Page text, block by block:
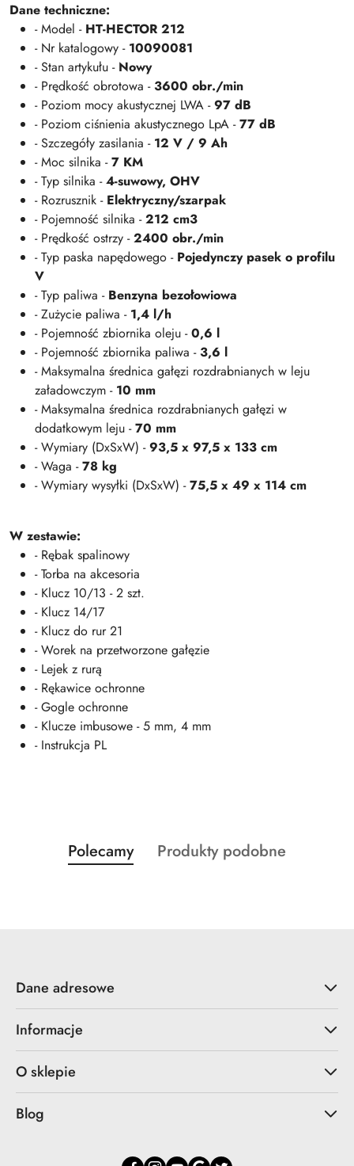
Dane techniczne:
- Model - HT-HECTOR 212
- Nr katalogowy - 10090081
- Stan artykułu - Nowy
- Prędkość obrotowa -3600 obr./min
- Poziom mocy akustycznej LWA -97 dB
- Poziom ciśnienia akustycznego LpA -77 dB
- Szczegóły zasilania - 12 V / 9 Ah
- Moc silnika -7 KM
- Typ silnika -4-suwowy, OHV
- Rozrusznik - Elektryczny/szarpak
- Pojemność silnika -212 cm3
- Prędkość ostrzy -2400 obr./min
- Typ paska napędowego - Pojedynczy pasek o profilu
V
- Typ paliwa - Benzyna bezołowiowa
- Zużycie paliwa - 1,4 l/h
- Pojemność zbiornika oleju -0,6 l
- Pojemność zbiornika paliwa -3,6 l
- Maksymalna średnica gałęzi rozdrabnianych w leju
załadowczym - 10 mm
- Maksymalna średnica rozdrabnianych gałęzi w
dodatkowym leju -70 mm
- Wymiary (DxSxW) -93,5 x 97,5 x 133 cm
- Waga -78 kg
- Wymiary wysyłki (DxSxW) -75,5 x 49 x 114 cm
W zestawie:
- Rębak spalinowy
- Torba na akcesoria
- Klucz 10/13 - 2 szt.
- Klucz 14/17
- Klucz do rur 21
- Worek na przetworzone gałęzie
- Lejek z rurą
- Rękawice ochronne
- Gogle ochronne
- Klucze imbusowe - 5 mm, 4 mm
- Instrukcja PL
Pomiń karuzelę produktów
Produkty
o
Polecamy
Produkty
Produkty podobne
Dane adresowe
Informacje
O sklepie
Blog